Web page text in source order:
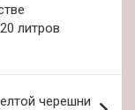
литров
черешни